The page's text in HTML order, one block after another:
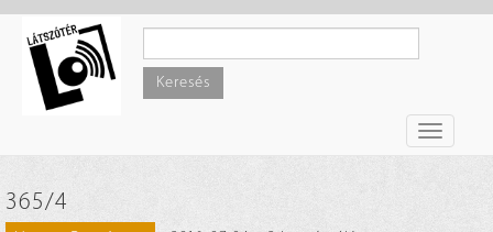
tartalomra
Keresés
Toggle
365/4